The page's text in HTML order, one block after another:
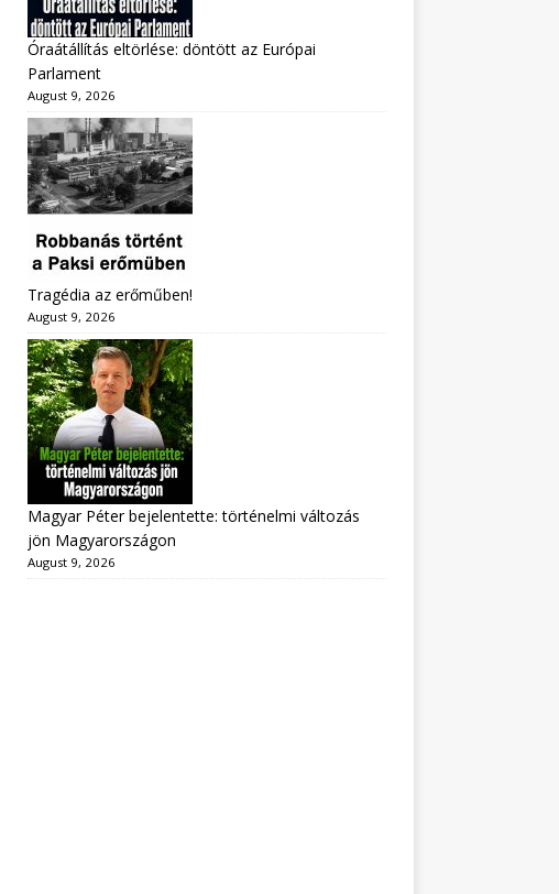
Óraátállítás eltörlése: döntött az Európai
Parlament
August 9, 2026
Tragédia az erőműben!
August 9, 2026
Magyar Péter bejelentette: történelmi változás
jön Magyarországon
August 9, 2026